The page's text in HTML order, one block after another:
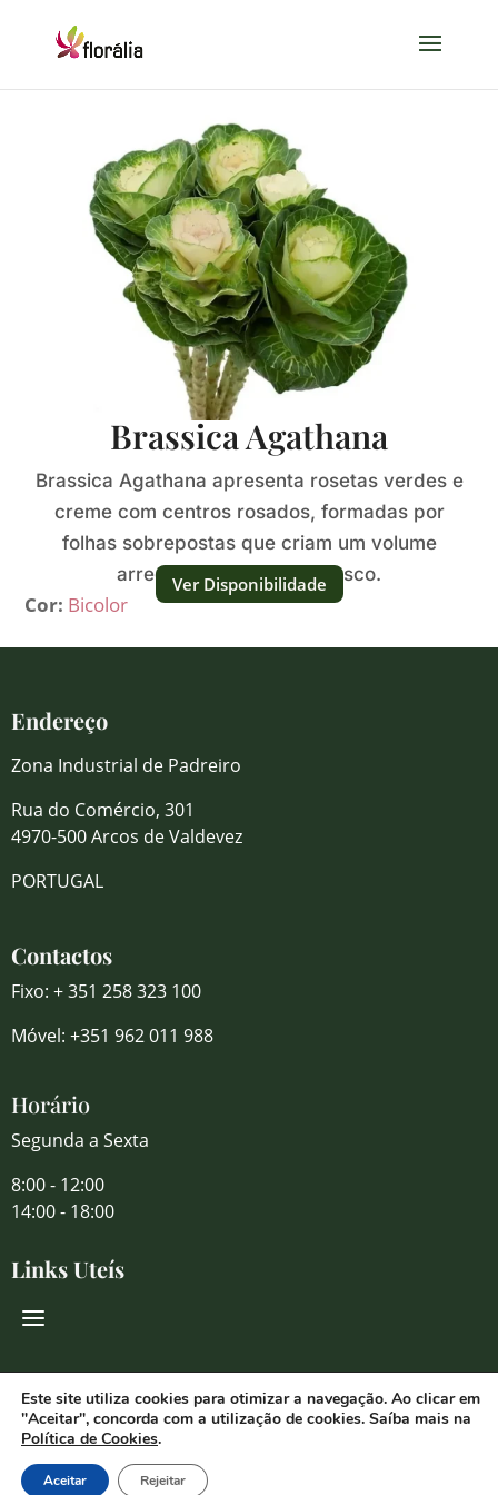
Brassica Agathana
Brassica Agathana apresenta rosetas verdes e
creme com centros rosados, formadas por
folhas sobrepostas que criam um volume
arredondado, cheio e fresco.
Cor: Bicolor
Ver Disponibilidade
Endereço
Zona Industrial de Padreiro
Rua do Comércio, 301
4970-500 Arcos de Valdevez
PORTUGAL
Contactos
Fixo: + 351 258 323 100
Móvel: +351 962 011 988
Horário
Segunda a Sexta
8:00 - 12:00
14:00 - 18:00
Links Uteís
Redes Sociais
© 2026 Florália Comércio de Flores
Este site utiliza cookies para otimizar a navegação. Ao clicar em
"Aceitar", concorda com a utilização de cookies. Saíba mais na
Política de Cookies.
Aceitar Rejeitar